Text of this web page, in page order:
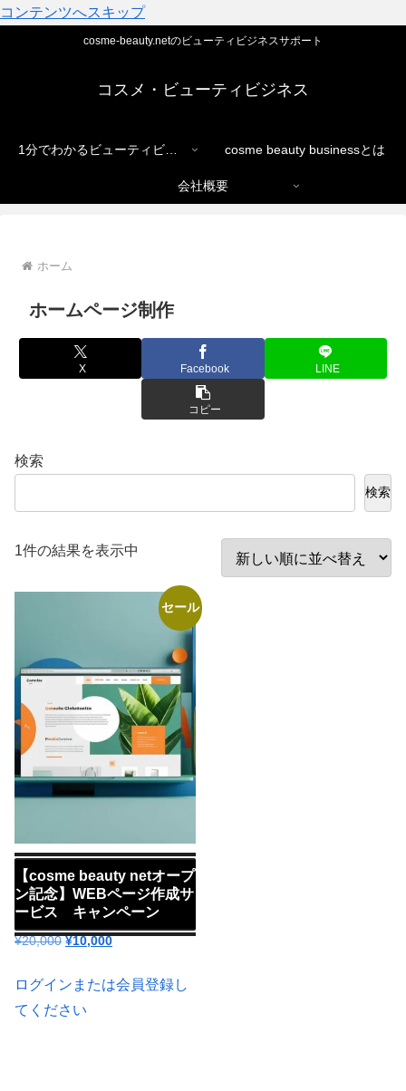
コンテンツへスキップ
cosme-beauty.netのビューティビジネスサポート
コスメ・ビューティビジネス
1分でわかるビューティビジネス cosme beauty businessとは
会社概要
ホーム
ホームページ制作
X Facebook LINE
コピー
検索
検索
1件の結果を表示中
セール
【cosme beauty netオープ
ン記念】WEBページ作成サ
ービス キャンペーン
¥20,000 元
価
格
¥10,000現
の
ログインまたは会員登録し
てください